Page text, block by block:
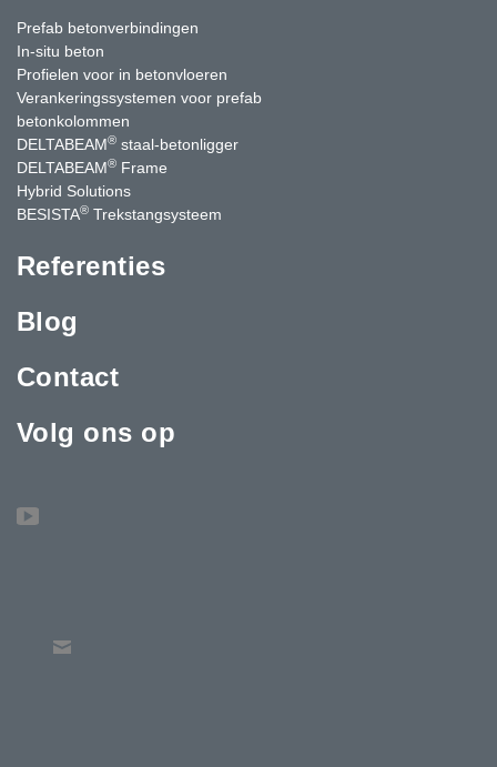
Prefab betonverbindingen
In-situ beton
Profielen voor in betonvloeren
Verankeringssystemen voor prefab
betonkolommen
DELTABEAM® staal-betonligger
DELTABEAM® Frame
Hybrid Solutions
BESISTA® Trekstangsysteem
Referenties
Blog
Contact
Volg ons op